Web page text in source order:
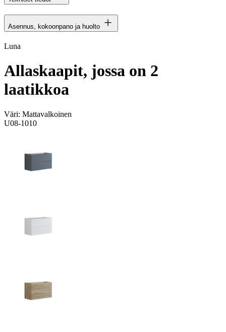
Asennus, kokoonpano ja huolto
Luna
Allaskaapit, jossa on 2
laatikkoa
Väri: Mattavalkoinen
U08-1010